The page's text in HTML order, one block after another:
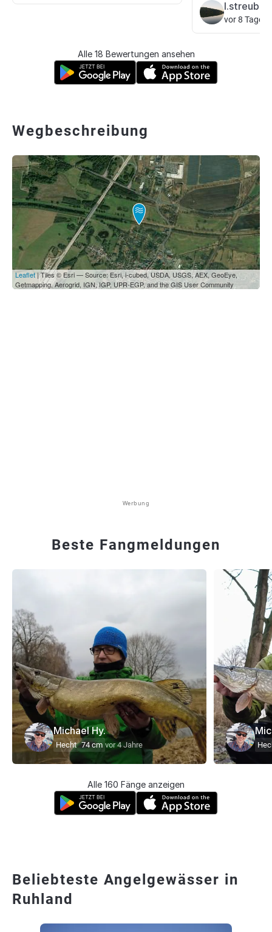
l.streubel
vor 8 Tagen
Alle 18 Bewertungen ansehen
Wegbeschreibung
Leaflet| Tiles © Esri — Source: Esri, i-cubed, USDA, USGS, AEX, GeoEye,
Getmapping, Aerogrid, IGN, IGP, UPR-EGP, and the GIS User Community
Werbung
Beste Fangmeldungen
Michael Hy.
Hecht 74 cm vor 4 Jahre
Alle 160 Fänge anzeigen
Beliebteste Angelgewässer in
Ruhland